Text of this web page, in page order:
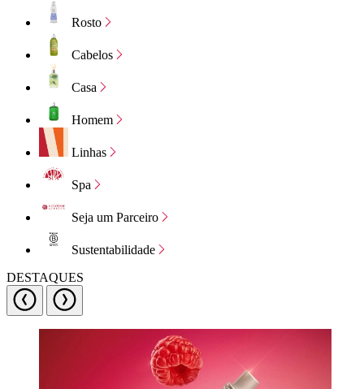
Rosto
Cabelos
Casa
Homem
Linhas
Spa
Seja um Parceiro
Sustentabilidade
DESTAQUES